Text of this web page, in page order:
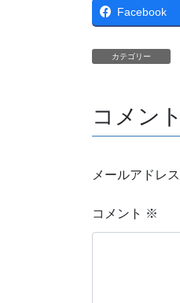
Facebook
カテゴリー
コメン
メールアドレ
コメント ※